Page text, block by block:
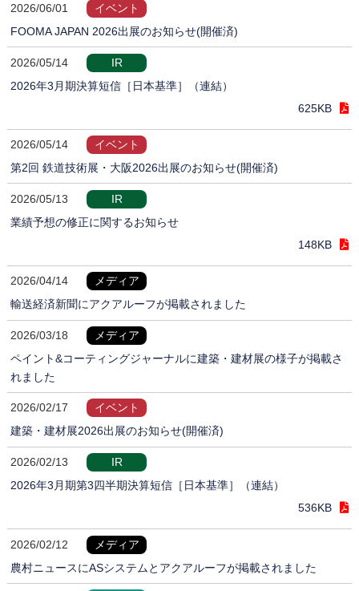
2026/06/01
イベント
FOOMA JAPAN 2026出展のお知らせ(開催済)
2026/05/14
IR
2026年3月期決算短信［日本基準］（連結）
625KB
2026/05/14
イベント
第2回 鉄道技術展・大阪2026出展のお知らせ(開催済)
2026/05/13
IR
業績予想の修正に関するお知らせ
148KB
2026/04/14
メディア
輸送経済新聞にアクアルーフが掲載されました
2026/03/18
メディア
ペイント&コーティングジャーナルに建築・建材展の様子が掲載さ
れました
2026/02/17
イベント
建築・建材展2026出展のお知らせ(開催済)
2026/02/13
IR
2026年3月期第3四半期決算短信［日本基準］（連結）
536KB
2026/02/12
メディア
農村ニュースにASシステムとアクアルーフが掲載されました